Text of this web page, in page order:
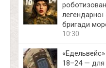
бригади
10:30
18–24 — для